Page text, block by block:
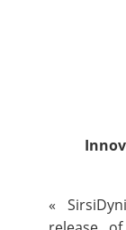
Nous suivre
«